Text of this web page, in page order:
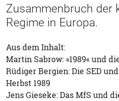
Zusammenbruch der
Regime in Europa.
Aus dem Inhalt:
Martin Sabrow: »1989« und
Rüdiger Bergien: Die SED
Herbst 1989
Jens Gieseke: Das MfS und